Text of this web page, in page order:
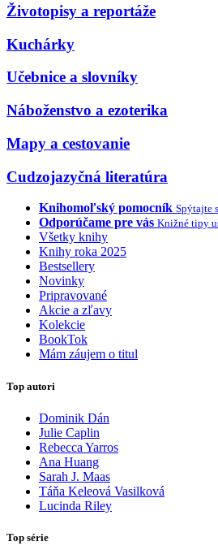
Životopisy a reportáže
Kuchárky
Učebnice a slovníky
Náboženstvo a ezoterika
Mapy a cestovanie
Cudzojazyčná literatúra
Knihomoľský pomocník Spýtajte
Odporúčame pre vás Knižné tipy
Všetky knihy
Knihy roka 2025
Bestsellery
Novinky
Pripravované
Akcie a zľavy
Kolekcie
BookTok
Mám záujem o titul
Top autori
Dominik Dán
Julie Caplin
Rebecca Yarros
Ana Huang
Sarah J. Maas
Táňa Keleová Vasilková
Lucinda Riley
Top série